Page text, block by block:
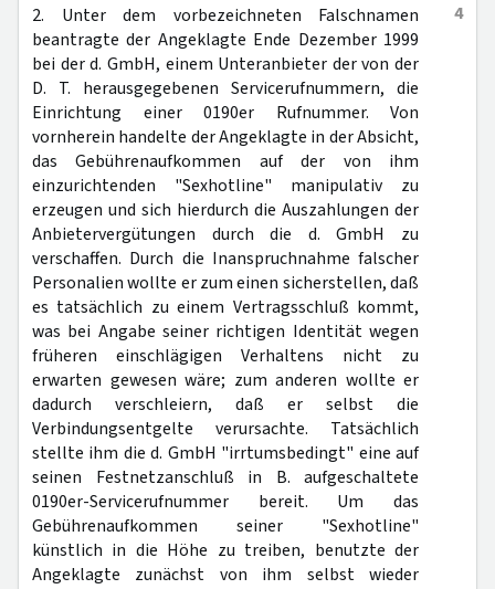
4
2. Unter dem vorbezeichneten Falschnamen
beantragte der Angeklagte Ende Dezember 1999
bei der d. GmbH, einem Unteranbieter der von der
D. T. herausgegebenen Servicerufnummern, die
Einrichtung einer 0190er Rufnummer. Von
vornherein handelte der Angeklagte in der Absicht,
das Gebührenaufkommen auf der von ihm
einzurichtenden "Sexhotline" manipulativ zu
erzeugen und sich hierdurch die Auszahlungen der
Anbietervergütungen durch die d. GmbH zu
verschaffen. Durch die Inanspruchnahme falscher
Personalien wollte er zum einen sicherstellen, daß
es tatsächlich zu einem Vertragsschluß kommt,
was bei Angabe seiner richtigen Identität wegen
früheren einschlägigen Verhaltens nicht zu
erwarten gewesen wäre; zum anderen wollte er
dadurch verschleiern, daß er selbst die
Verbindungsentgelte verursachte. Tatsächlich
stellte ihm die d. GmbH "irrtumsbedingt" eine auf
seinen Festnetzanschluß in B. aufgeschaltete
0190er-Servicerufnummer bereit. Um das
Gebührenaufkommen seiner "Sexhotline"
künstlich in die Höhe zu treiben, benutzte der
Angeklagte zunächst von ihm selbst wieder